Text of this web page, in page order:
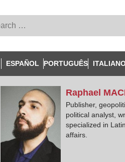
ESPAÑOL PORTUGUÊS
Raphael
Publisher,
political analyst,
specialized in
affairs.